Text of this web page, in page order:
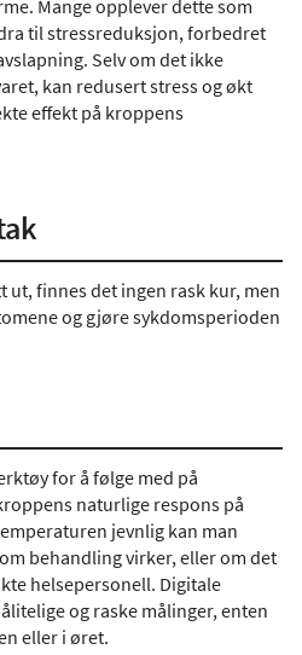
Mange opplever dette som
til stressreduksjon, forbedret
Selv om det ikke
kan redusert stress og økt
effekt på kroppens
finnes det ingen rask kur, men
og gjøre sykdomsperioden
for å følge med på
naturlige respons på
jevnlig kan man
behandling virker, eller om det
helsepersonell. Digitale
og raske målinger, enten
eller i øret.